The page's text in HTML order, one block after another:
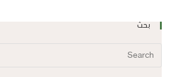
بحث